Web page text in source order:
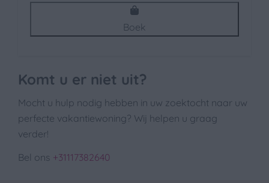
Boek
Komt u er niet uit?
Mocht u hulp nodig hebben in uw zoektocht naar uw
perfecte vakantiewoning? Wij helpen u graag
verder!
Bel ons +31117382640